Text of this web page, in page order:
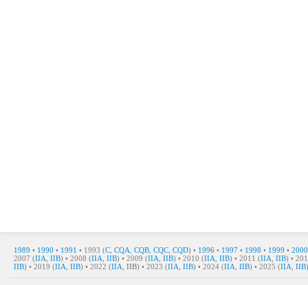
1989 • 1990 • 1991 • 1993 (C CQA CQB CQC CQD) • 1996 • 1997 • 1998 • 1999 • 2000
2007 (IIA IIB) • 2008 (IIA IIB) • 2009 (IIA IIB) • 2010 (IIA IIB) • 2011 (IIA IIB) •
IIB) • 2019 (IIA IIB) • 2022 (IIA IIB) • 2023 (IIA IIB) • 2024 (IIA IIB) • 2025 (IIA IIB